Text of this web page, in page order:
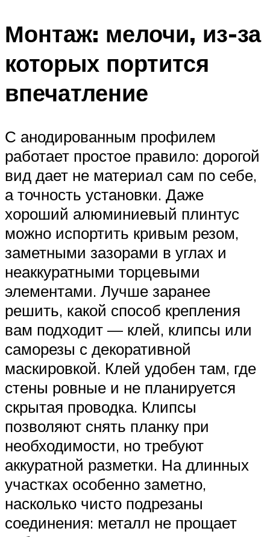
Монтаж: мелочи, из-за
которых портится
впечатление
С анодированным профилем
работает простое правило: дорогой
вид дает не материал сам по себе,
а точность установки. Даже
хороший алюминиевый плинтус
можно испортить кривым резом,
заметными зазорами в углах и
неаккуратными торцевыми
элементами. Лучше заранее
решить, какой способ крепления
вам подходит — клей, клипсы или
саморезы с декоративной
маскировкой. Клей удобен там, где
стены ровные и не планируется
скрытая проводка. Клипсы
позволяют снять планку при
необходимости, но требуют
аккуратной разметки. На длинных
участках особенно заметно,
насколько чисто подрезаны
соединения: металл не прощает